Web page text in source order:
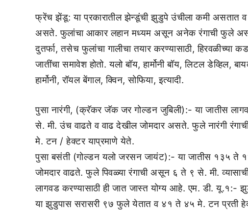
फ्रेंच झेंडू: या प्रकारातील झेन्डूंची झुडुपे उंचीला कमी असतात
असते. फुलांचा आकार लहान मध्यम असून अनेक रंगाची फुले
दुतर्फा, तसेच फुलांचा गालीचा तयार करण्यासाठी, हिरवळीच्या
जातींचा समावेश होतो. यलो बॉय, हार्मोनी बॉय, लिटल डेव्हिल,
हार्मोनी, रॉयल बेंगाल, क्विन, सोफिया, इत्यादी.
पुसा नारंगी, (क्रॅकर जॅक जर गोल्डन जुबिली):- या जातीस
से. मी. उंच वाढते व वाढ देखील जोमदार असते. फुले नारंगी
मे. टन / हेक्टर याप्रमाणे येते.
पुसा बसंती (गोल्डन यलो जरसन जायंट):- या जातीस १३५
जोमदार वाढते. फुले पिवळ्या रंगाची असून ६ ते ९ से. मी.
लागवड करण्यासाठी ही जात जास्त योग्य आहे. एम. डी. यू.१:-
या झुडुपास सरासरी ९७ फुले येतात व ४१ ते ४५ मे. टन प्रती